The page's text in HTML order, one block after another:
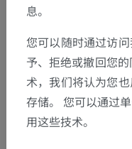
感觉器官
耳轮小肌
底层结构： 这个解
息。
您可以随时通过访
予、拒绝或撤回您
术，我们将认为您
存储。 您可以通过
用这些技术。